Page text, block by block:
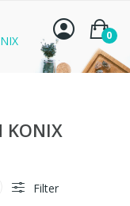
0
Filter